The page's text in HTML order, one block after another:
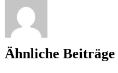
Ähnliche Beiträge